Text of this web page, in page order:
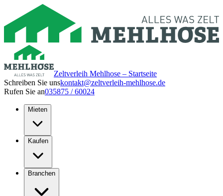
Zeltverleih Mehlhose – Startseite
Schreiben Sie unskontakt@zeltverleih-mehlhose.de
Rufen Sie an035875 / 60024
Mieten
Kaufen
Branchen